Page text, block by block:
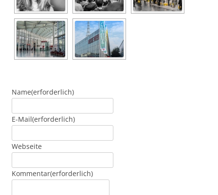
Name(erforderlich)
E-Mail(erforderlich)
Webseite
Kommentar(erforderlich)